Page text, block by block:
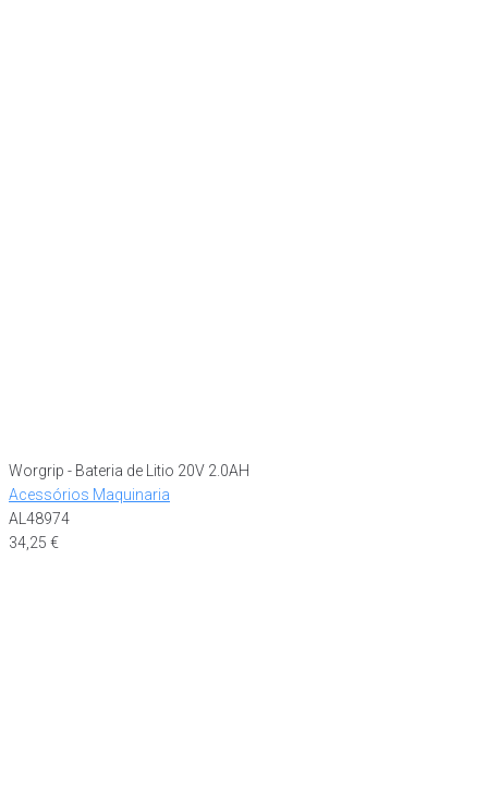
Worgrip - Bateria de Litio 20V 2.0AH
Acessórios Maquinaria
AL48974
34,25 €